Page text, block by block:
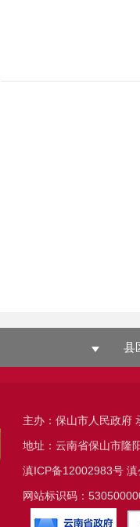
县
主办：保山市人民政府
地址：云南省保山市隆
滇ICP备12002983号滇
网站标识码：